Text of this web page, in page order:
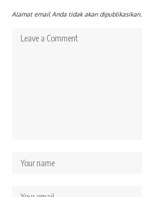
Alamat email Anda tidak akan dipublikasikan.